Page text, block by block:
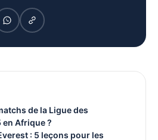
de la Ligue des
Afrique ?
: 5 leçons pour les